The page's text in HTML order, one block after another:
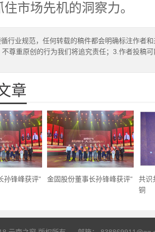
市场先机的洞察力。
行业规范，任何转载的稿件都会明确标注作者
不尊重原创的行为我们将追究责任；3.作者投稿
章
孙锋峰获评“ 金固股份董事长孙锋峰获评“
共识
铜